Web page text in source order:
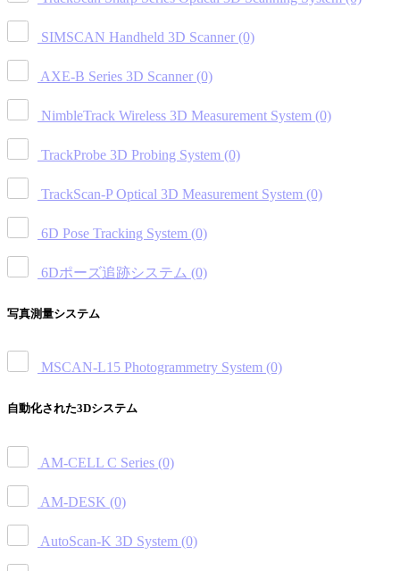
SIMSCAN Handheld 3D Scanner (0)
AXE-B Series 3D Scanner (0)
NimbleTrack Wireless 3D Measurement System (0)
TrackProbe 3D Probing System (0)
TrackScan-P Optical 3D Measurement System (0)
6D Pose Tracking System (0)
6Dポーズ追跡システム (0)
写真測量システム
MSCAN-L15 Photogrammetry System (0)
自動化された3Dシステム
AM-CELL C Series (0)
AM-DESK (0)
AutoScan-K 3D System (0)